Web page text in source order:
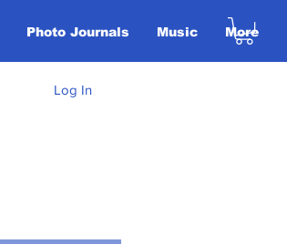
Photo Journals Music More
Log In